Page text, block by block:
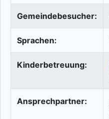
Gemeindebesucher:
Sprachen:
Kinderbetreuung:
Ansprechpartner: